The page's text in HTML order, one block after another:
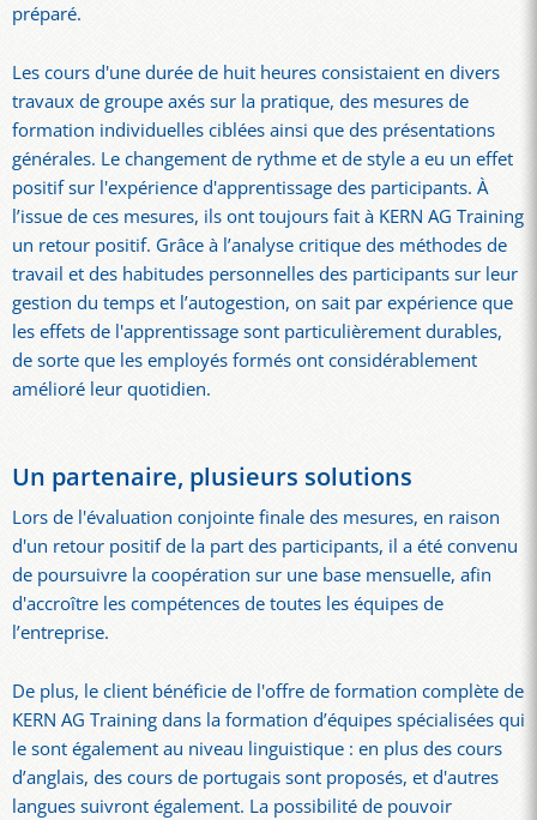
préparé.
Les cours d'une durée de huit heures consistaient en divers
travaux de groupe axés sur la pratique, des mesures de
formation individuelles ciblées ainsi que des présentations
générales. Le changement de rythme et de style a eu un effet
positif sur l'expérience d'apprentissage des participants. À
l’issue de ces mesures, ils ont toujours fait à KERN AG Training
un retour positif. Grâce à l’analyse critique des méthodes de
travail et des habitudes personnelles des participants sur leur
gestion du temps et l’autogestion, on sait par expérience que
les effets de l'apprentissage sont particulièrement durables,
de sorte que les employés formés ont considérablement
amélioré leur quotidien.
Un partenaire, plusieurs solutions
Lors de l'évaluation conjointe finale des mesures, en raison
d'un retour positif de la part des participants, il a été convenu
de poursuivre la coopération sur une base mensuelle, afin
d'accroître les compétences de toutes les équipes de
l’entreprise.
De plus, le client bénéficie de l'offre de formation complète de
KERN AG Training dans la formation d’équipes spécialisées qui
le sont également au niveau linguistique : en plus des cours
d’anglais, des cours de portugais sont proposés, et d'autres
langues suivront également. La possibilité de pouvoir